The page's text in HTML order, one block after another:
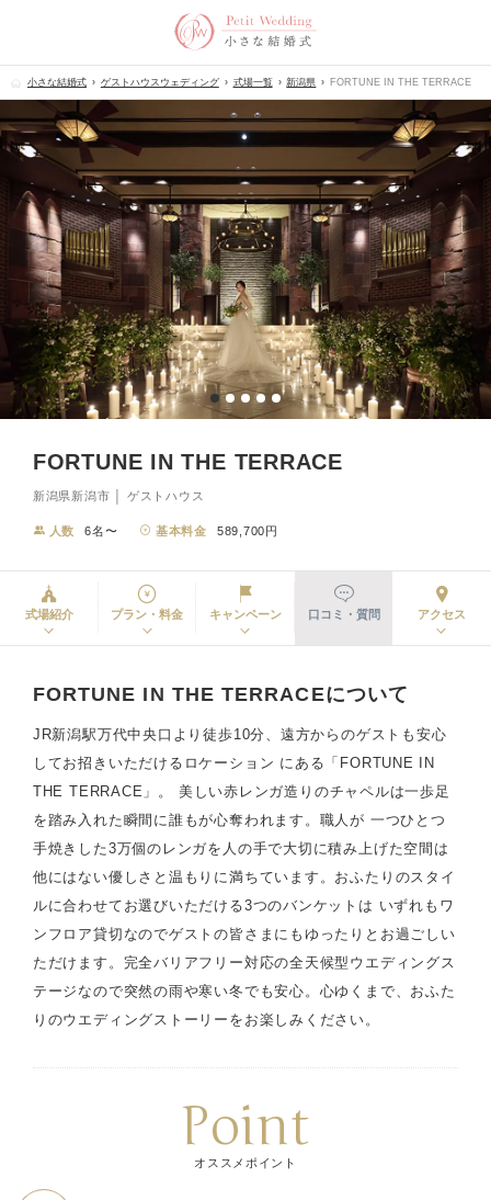
小さな結婚式 ゲストハウスウェディング 式場一覧 新潟県 FORTUNE IN THE TERRACE
FORTUNE IN THE TERRACE
新潟県新潟市 │ ゲストハウス
人数 6名〜 基本料金 589,700円
式場紹介 プラン・料金 キャンペーン 口コミ・質問 アクセス
FORTUNE IN THE TERRACEについて
JR新潟駅万代中央口より徒歩10分、遠方からのゲストも安心
してお招きいただけるロケーション にある「FORTUNE IN
THE TERRACE」。 美しい赤レンガ造りのチャペルは一歩足
を踏み入れた瞬間に誰もが心奪われます。職人が 一つひとつ
手焼きした3万個のレンガを人の手で大切に積み上げた空間は
他にはない優しさと温もりに満ちています。おふたりのスタイ
ルに合わせてお選びいただける3つのバンケットは いずれもワ
ンフロア貸切なのでゲストの皆さまにもゆったりとお過ごしい
ただけます。完全バリアフリー対応の全天候型ウエディングス
テージなので突然の雨や寒い冬でも安心。心ゆくまで、おふた
りのウエディングストーリーをお楽しみください。
Point
オススメポイント